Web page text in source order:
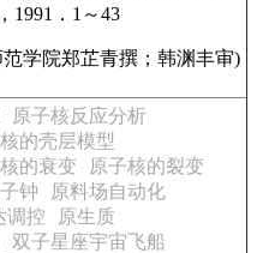
1991．1～43
学院郑芷青撰；韩渊丰审)
原子核反应分析
的壳层模型
的衰变
原子核的裂变
钟
原料场自动化
调控
原生质
双子星座宇宙飞船